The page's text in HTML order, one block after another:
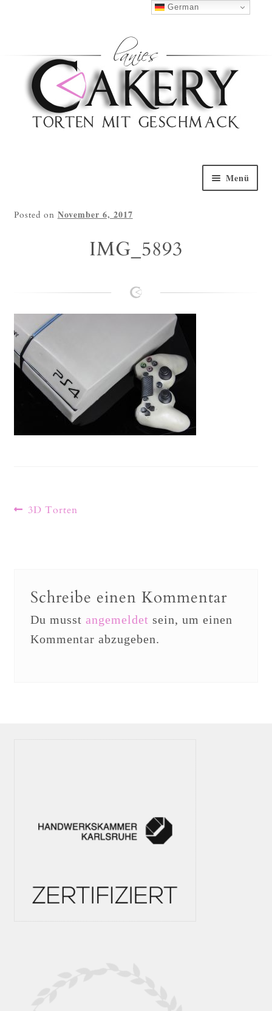
0152 5314 0461 Nach Oben
Menü
Torten Galerie
Kontakt
Posted on November 6, 2017
IMG_5893
3D Torten
Schreibe einen Kommentar
Du musst angemeldet sein, um einen
Kommentar abzugeben.
German